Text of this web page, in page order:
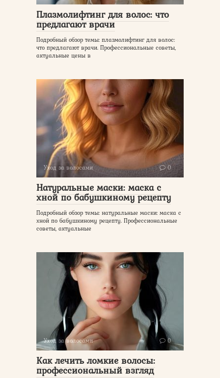
Плазмолифтинг для волос: что
предлагают врачи
Подробный обзор темы: плазмолифтинг для волос:
что предлагают врачи. Профессиональные советы,
актуальные цены в
Уход за волосами 0
Натуральные маски: маска с
хной по бабушкиному рецепту
Подробный обзор темы: натуральные маски: маска с
хной по бабушкиному рецепту. Профессиональные
советы, актуальные
Уход за волосами 0
Как лечить ломкие волосы:
профессиональный взгляд